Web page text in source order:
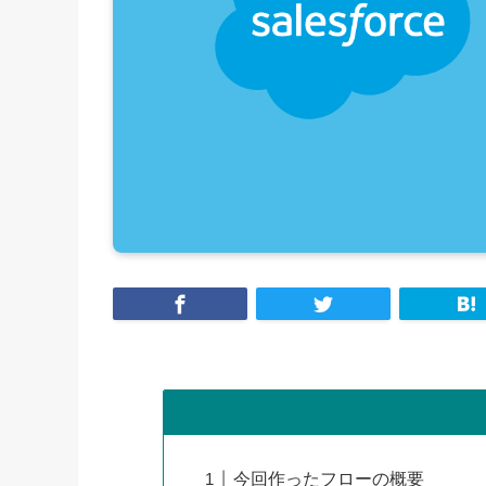
今回作ったフローの概要